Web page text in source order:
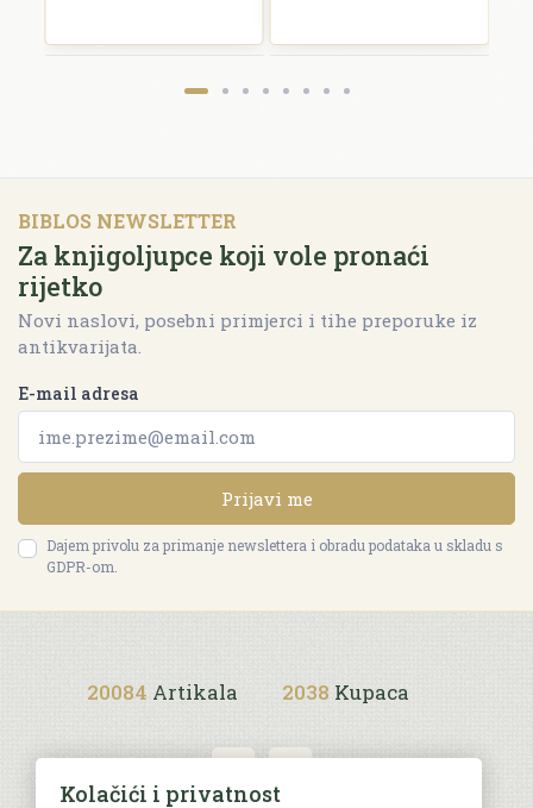
BIBLOS NEWSLETTER
Za knjigoljupce koji vole pronaći
rijetko
Novi naslovi, posebni primjerci i tihe preporuke iz
antikvarijata.
E-mail adresa
Prijavi me
Dajem privolu za primanje newslettera i obradu podataka u skladu s
GDPR-om.
20084 Artikala 2038 Kupaca
Kolačići i privatnost